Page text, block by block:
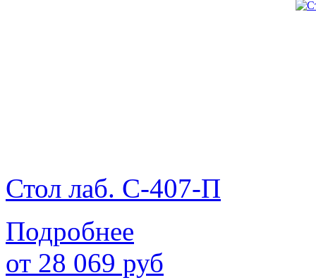
Стол лаб. С-407-П
Подробнее
от 28 069 руб